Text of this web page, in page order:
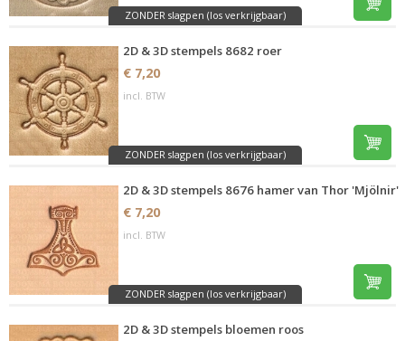
ZONDER slagpen (los verkrijgbaar)
2D & 3D stempels 8682 roer
€ 7,20
incl. BTW
ZONDER slagpen (los verkrijgbaar)
2D & 3D stempels 8676 hamer van Thor 'Mjölnir'
€ 7,20
incl. BTW
ZONDER slagpen (los verkrijgbaar)
2D & 3D stempels bloemen roos